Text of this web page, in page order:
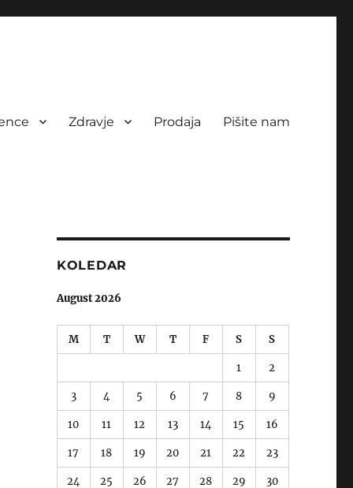
Zdravje Prodaja Pišite nam
KOLEDAR
August 2026
M T W T F S S
1 2
3 4 5 6 7 8 9
10 11 12 13 14 15 16
17 18 19 20 21 22 23
24 25 26 27 28 29 30